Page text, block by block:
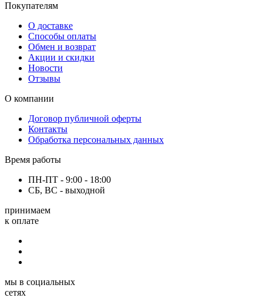
Покупателям
О доставке
Способы оплаты
Обмен и возврат
Акции и скидки
Новости
Отзывы
О компании
Договор публичной оферты
Контакты
Обработка персональных данных
Время работы
ПН-ПТ - 9:00 - 18:00
СБ, ВС - выходной
принимаем
к оплате
мы в социальных
сетях